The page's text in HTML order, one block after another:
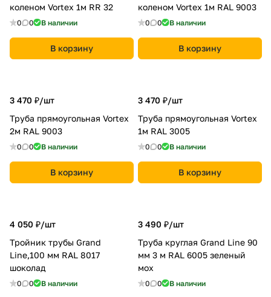
коленом Vortex 1м RR 32
0 0 В наличии
В корзину
коленом Vortex 1м RAL 9003
0 0 В наличии
В корзину
3 470 ₽/шт
Труба прямоугольная Vortex
2м RAL 9003
0 0 В наличии
В корзину
3 470 ₽/шт
Труба прямоугольная Vortex
1м RAL 3005
0 0 В наличии
В корзину
4 050 ₽/шт
Тройник трубы Grand
Line,100 мм RAL 8017
шоколад
0 0 В наличии
3 490 ₽/шт
Труба круглая Grand Line 90
мм 3 м RAL 6005 зеленый
мох
0 0 В наличии